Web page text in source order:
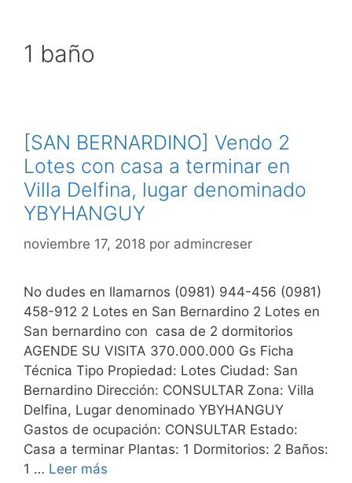
contenido
1 baño
[SAN BERNARDINO] Vendo 2
Lotes con casa a terminar en
Villa Delfina, lugar denominado
YBYHANGUY
noviembre 17, 2018 por admincreser
No dudes en llamarnos (0981) 944-456 (0981)
458-912 2 Lotes en San Bernardino 2 Lotes en
San bernardino con casa de 2 dormitorios
AGENDE SU VISITA 370.000.000 Gs Ficha
Técnica Tipo Propiedad: Lotes Ciudad: San
Bernardino Dirección: CONSULTAR Zona: Villa
Delfina, Lugar denominado YBYHANGUY
Gastos de ocupación: CONSULTAR Estado:
Casa a terminar Plantas: 1 Dormitorios: 2 Baños:
1 … Leer más